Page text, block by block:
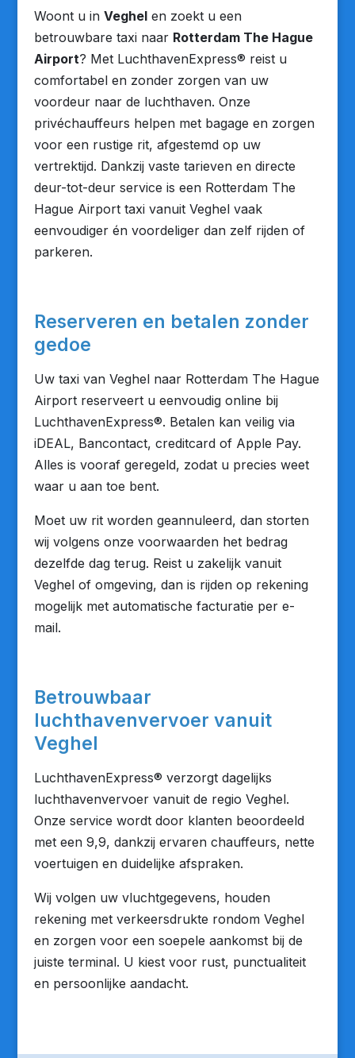
Woont u in Veghelen zoekt u een
betrouwbare taxi naar Rotterdam The Hague
Airport? Met LuchthavenExpress® reist u
comfortabel en zonder zorgen van uw
voordeur naar de luchthaven. Onze
privéchauffeurs helpen met bagage en zorgen
voor een rustige rit, afgestemd op uw
vertrektijd. Dankzij vaste tarieven en directe
deur-tot-deur service is een Rotterdam The
Hague Airport taxi vanuit Veghel vaak
eenvoudiger én voordeliger dan zelf rijden of
parkeren.
Reserveren en betalen zonder
gedoe
Uw taxi van Veghel naar Rotterdam The Hague
Airport reserveert u eenvoudig online bij
LuchthavenExpress®. Betalen kan veilig via
iDEAL, Bancontact, creditcard of Apple Pay.
Alles is vooraf geregeld, zodat u precies weet
waar u aan toe bent.
Moet uw rit worden geannuleerd, dan storten
wij volgens onze voorwaarden het bedrag
dezelfde dag terug. Reist u zakelijk vanuit
Veghel of omgeving, dan is rijden op rekening
mogelijk met automatische facturatie per e-
mail.
Betrouwbaar
luchthavenvervoer vanuit
Veghel
LuchthavenExpress® verzorgt dagelijks
luchthavenvervoer vanuit de regio Veghel.
Onze service wordt door klanten beoordeeld
met een 9,9, dankzij ervaren chauffeurs, nette
voertuigen en duidelijke afspraken.
Wij volgen uw vluchtgegevens, houden
rekening met verkeersdrukte rondom Veghel
en zorgen voor een soepele aankomst bij de
juiste terminal. U kiest voor rust, punctualiteit
en persoonlijke aandacht.